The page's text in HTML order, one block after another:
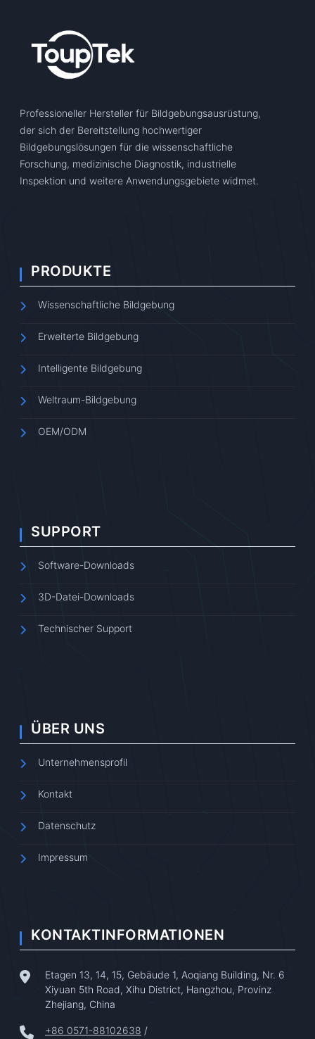
Professioneller Hersteller für Bildgebungsausrüstung,
der sich der Bereitstellung hochwertiger
Bildgebungslösungen für die wissenschaftliche
Forschung, medizinische Diagnostik, industrielle
Inspektion und weitere Anwendungsgebiete widmet.
PRODUKTE
Wissenschaftliche Bildgebung
Erweiterte Bildgebung
Intelligente Bildgebung
Weltraum-Bildgebung
OEM/ODM
SUPPORT
Software-Downloads
3D-Datei-Downloads
Technischer Support
ÜBER UNS
Unternehmensprofil
Kontakt
Datenschutz
Impressum
KONTAKTINFORMATIONEN
Etagen 13, 14, 15, Gebäude 1, Aoqiang Building, Nr. 6
Xiyuan 5th Road, Xihu District, Hangzhou, Provinz
Zhejiang, China
+86 0571-88102638 /